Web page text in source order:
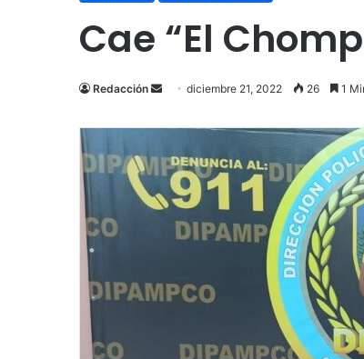
Cae “El
Redacción
Send
email
diciembre 21, 2022 26 1